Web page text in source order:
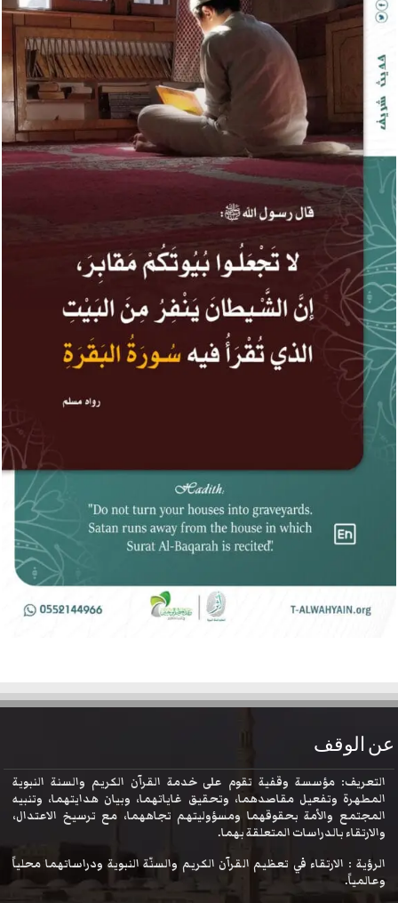
عن الوقف
التعريف: مؤسسة وقفية تقوم على خدمة القرآن الكريم والسنة النبوية
المطهرة وتفعيل مقاصدهما، وتحقيق غاياتهما، وبيان هدايتهما، وتنبيه
المجتمع والأمة بحقوقهما ومسؤوليتهم تجاههما، مع ترسيخ الاعتدال،
والارتقاء بالدراسات المتعلقة بهما.
الرؤية : الارتقاء في تعظيم القرآن الكريم والسنّة النبوية ودراساتهما محلياً
وعالمياً.